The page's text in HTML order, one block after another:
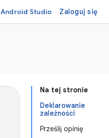
Android Studio Zaloguj się
Na tej stronie
Deklarowanie
zależności
Prześlij opinię